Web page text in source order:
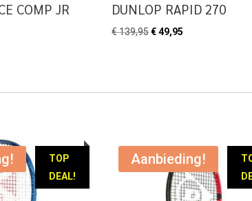
COMP JR DUNLOP RAPID 270
€139,95Oorspronkelijke
€49,95
TOP
DEAL!
Aanbieding!